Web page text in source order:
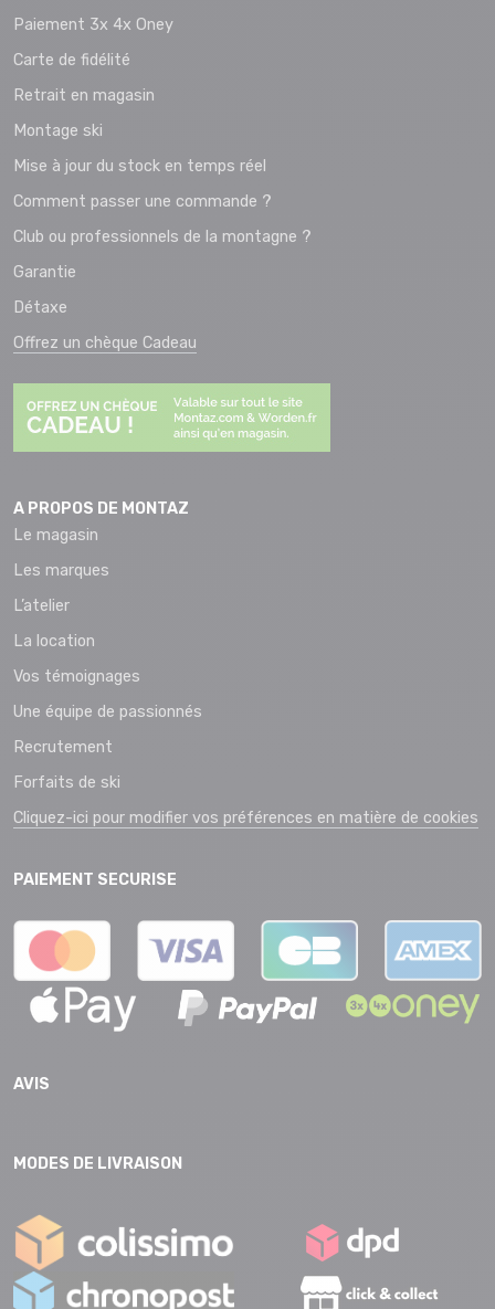
Paiement 3x 4x Oney
Carte de fidélité
Retrait en magasin
Montage ski
Mise à jour du stock en temps réel
Comment passer une commande ?
Club ou professionnels de la montagne ?
Garantie
Détaxe
Offrez un chèque Cadeau
A PROPOS DE MONTAZ
Le magasin
Les marques
L’atelier
La location
Vos témoignages
Une équipe de passionnés
Recrutement
Forfaits de ski
Cliquez-ici pour modifier vos préférences en matière de cookies
PAIEMENT SECURISE
AVIS
MODES DE LIVRAISON